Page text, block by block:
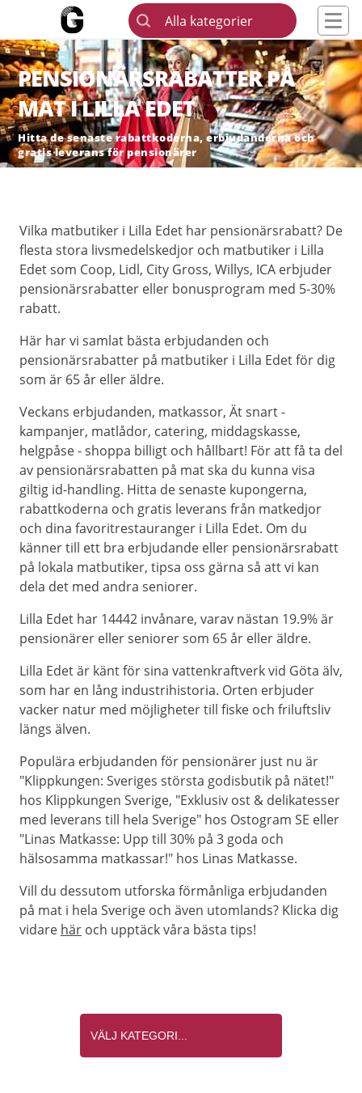
Alla kategorier
PENSIONÄRSRABATTER PÅ
MAT I LILLA EDET
Hitta de senaste rabattkoderna, erbjudanderna och
gratis leverans för pensionärer
Vilka matbutiker i Lilla Edet har pensionärsrabatt? De
flesta stora livsmedelskedjor och matbutiker i Lilla
Edet som Coop, Lidl, City Gross, Willys, ICA erbjuder
pensionärsrabatter eller bonusprogram med 5-30%
rabatt.
Här har vi samlat bästa erbjudanden och
pensionärsrabatter på matbutiker i Lilla Edet för dig
som är 65 år eller äldre.
Veckans erbjudanden, matkassor, Ät snart -
kampanjer, matlådor, catering, middagskasse,
helgpåse - shoppa billigt och hållbart! För att få ta del
av pensionärsrabatten på mat ska du kunna visa
giltig id-handling. Hitta de senaste kupongerna,
rabattkoderna och gratis leverans från matkedjor
och dina favoritrestauranger i Lilla Edet. Om du
känner till ett bra erbjudande eller pensionärsrabatt
på lokala matbutiker, tipsa oss gärna så att vi kan
dela det med andra seniorer.
Lilla Edet har 14442 invånare, varav nästan 19.9% är
pensionärer eller seniorer som 65 år eller äldre.
Lilla Edet är känt för sina vattenkraftverk vid Göta älv,
som har en lång industrihistoria. Orten erbjuder
vacker natur med möjligheter till fiske och friluftsliv
längs älven.
Populära erbjudanden för pensionärer just nu är
"Klippkungen: Sveriges största godisbutik på nätet!"
hos Klippkungen Sverige, "Exklusiv ost & delikatesser
med leverans till hela Sverige" hos Ostogram SE eller
"Linas Matkasse: Upp till 30% på 3 goda och
hälsosamma matkassar!" hos Linas Matkasse.
Vill du dessutom utforska förmånliga erbjudanden
på mat i hela Sverige och även utomlands? Klicka dig
vidare här och upptäck våra bästa tips!